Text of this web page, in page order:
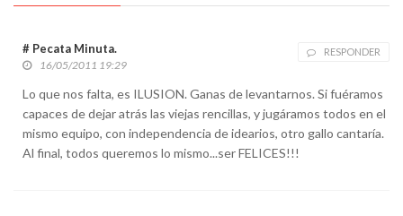
# Pecata Minuta. RESPONDER
16/05/2011 19:29
Lo que nos falta, es ILUSION. Ganas de levantarnos. Si fuéramos
capaces de dejar atrás las viejas rencillas, y jugáramos todos en el
mismo equipo, con independencia de idearios, otro gallo cantaría.
Al final, todos queremos lo mismo...ser FELICES!!!